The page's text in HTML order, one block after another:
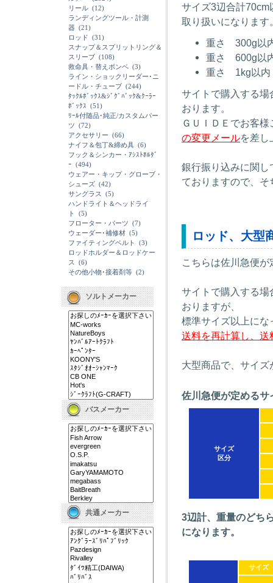
リール (12)
ランディングツール・計測
器 (21)
ロッド (31)
スナップ＆スプリットリング＆
スリーブ (108)
救命具・替えボンベ (3)
ライン・ショックリーダー･ニ
ードル・チューブ (244)
ﾀｯｸﾙﾎﾞｯｸｽ&ｼﾞｸﾞﾊﾞｯｸ&ｸｰﾗｰ
ﾎﾞｯｸｽ (51)
ﾘｰﾙ付随品･純正/カスタムパー
ツ (72)
アクセサリー (66)
ナイフ＆包丁&締め具 (6)
フック＆シンカー・ｱｼｽﾄﾎﾙﾀﾞ
ｰ (494)
ウェアー・キップ・グローブ・
シューズ (42)
サングラス
(5)
ハンドライト＆ヘッドライ
ト
(5)
フローター・パーツ (7)
ウェーダー･補修材 (5)
ファイティングベルト
(3)
ロッドホルダー＆ロッドケー
ス
(6)
その他小物･接着剤等 (2)
ソルトメーカー
バスメーカー
共通メーカー
サイズ3辺合計
取り扱いになります
重さ 300g以
重さ 600g以
重さ 1kg以内
サイトで購入する
おります。
ＧＵＩＤＥでお客様
の変更メールを差し
銀行振り込みに関
ておりますので、
ロッド、大型
こちらは佐川急便
サイトで購入する
おりますが、
標準サイズ以上に
送料を再計算し、送
大型商品で、サイ
佐川急便が定めるサ
サイズ
区分
3辺計、重量のどち
になります。
サイズ